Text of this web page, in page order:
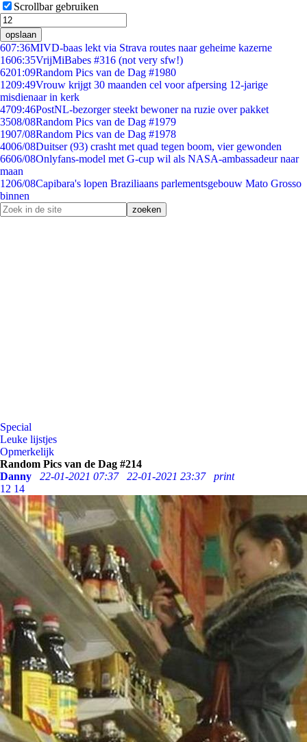
Scrollbar gebruiken
opslaan
607:36MIVD-baas lekt via Strava routes naar geheime kazerne
1606:35VrijMiBabes #316 (not very sfw!)
6201:09Random Pics van de Dag #1980
1209:49Vrouw krijgt 30 maanden cel voor afpersing 12-jarige
misdienaar in kerk
4709:46PostNL-bezorger steekt bewoner na ruzie over pakket
3508/08Random Pics van de Dag #1979
1907/08Random Pics van de Dag #1978
4006/08Duitser (93) crasht met quad tegen boom, vier gewonden
6606/08Onlyfans-model met G-cup wil als NASA-ambassadeur naar
maan
1206/08Capibara's lopen Braziliaans parlementsgebouw Mato Grosso
binnen
Special
Leuke lijstjes
Opmerkelijk
Random Pics van de Dag #214
Danny
22-01-2021 07:37 22-01-2021 23:37
print
12 14